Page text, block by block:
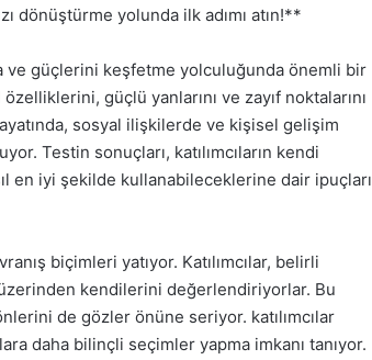
dönüştürme yolunda ilk adımı atın!**
ve güçlerini keşfetme yolculuğunda önemli bir
güçlü yanlarını ve zayıf noktalarını
sosyal ilişkilerde ve kişisel gelişim
Testin sonuçları, katılımcıların kendi
en iyi şekilde kullanabileceklerine dair ipuçları
biçimleri yatıyor. Katılımcılar, belirli
kendilerini değerlendiriyorlar. Bu
de gözler önüne seriyor. katılımcılar
daha bilinçli seçimler yapma imkanı tanıyor.